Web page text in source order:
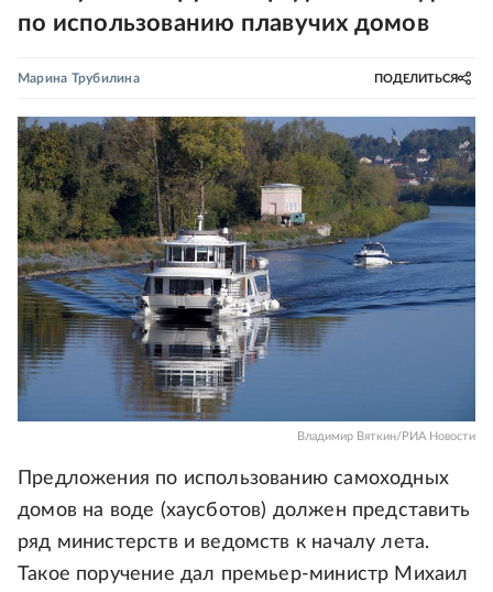
по использованию плавучих домов
Марина Трубилина ПОДЕЛИТЬСЯ
Владимир Вяткин/РИА Новости
Предложения по использованию самоходных
домов на воде (хаусботов) должен представить
ряд министерств и ведомств к началу лета.
Такое поручение дал премьер-министр Михаил